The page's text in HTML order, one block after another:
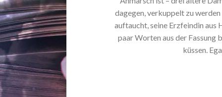
dagegen, verkuppelt zu
auftaucht, seine Erzfeindin aus
paar Worten aus der Fassung
küssen.